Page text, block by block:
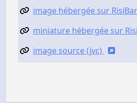
image hébergée sur
miniature hébergée sur
image source (jvc)